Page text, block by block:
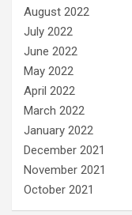
August 2022
July 2022
June 2022
May 2022
April 2022
March 2022
January 2022
December 2021
November 2021
October 2021